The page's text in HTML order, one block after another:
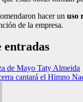
hacer un uso
de la empresa.
entradas
de Mayo Taty Almeida
cantará el Himno